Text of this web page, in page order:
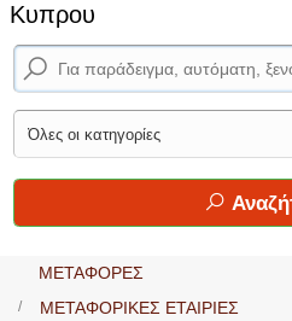
Κυπρου
ΜΕΤΑΦΟΡΕΣ
ΜΕΤΑΦΟΡΙΚΕΣ ΕΤΑΙΡΙΕΣ